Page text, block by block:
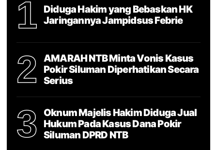
1
Diduga Hakim yang Bebaskan HK
Jaringannya Jampidsus Febrie
2
AMARAH NTB Minta Vonis Kasus
Pokir Siluman Diperhatikan Secara
Serius
3
Oknum Majelis Hakim Diduga Jual
Hukum Pada Kasus Dana Pokir
Siluman DPRD NTB